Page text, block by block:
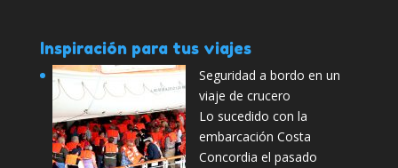
Inspiración para tus viajes
Seguridad a bordo en un
viaje de crucero
Lo sucedido con la
embarcación Costa
Concordia el pasado